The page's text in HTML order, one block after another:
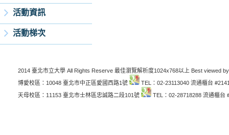
活動資訊
活動梯次
2014 臺北市立大學 All Rights Reserve 最佳瀏覽解析度1024x768以上 Best viewed
博愛校區：10048 臺北市中正區愛國西路1號
TEL：02-23113040 流通櫃台
天母校區：11153 臺北市士林區忠誠路二段101號
TEL：02-28718288 流通櫃台